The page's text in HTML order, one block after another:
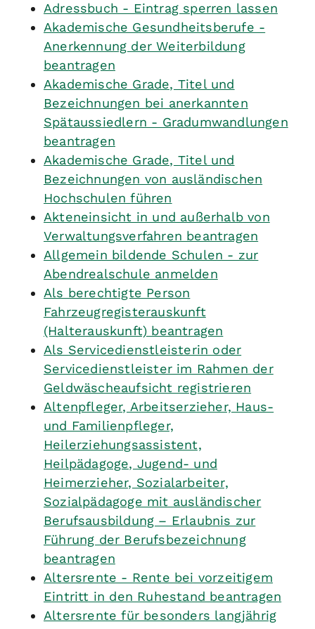
Adressbuch - Eintrag sperren lassen
Akademische Gesundheitsberufe -
Anerkennung der Weiterbildung
beantragen
Akademische Grade, Titel und
Bezeichnungen bei anerkannten
Spätaussiedlern - Gradumwandlungen
beantragen
Akademische Grade, Titel und
Bezeichnungen von ausländischen
Hochschulen führen
Akteneinsicht in und außerhalb von
Verwaltungsverfahren beantragen
Allgemein bildende Schulen - zur
Abendrealschule anmelden
Als berechtigte Person
Fahrzeugregisterauskunft
(Halterauskunft) beantragen
Als Servicedienstleisterin oder
Servicedienstleister im Rahmen der
Geldwäscheaufsicht registrieren
Altenpfleger, Arbeitserzieher, Haus-
und Familienpfleger,
Heilerziehungsassistent,
Heilpädagoge, Jugend- und
Heimerzieher, Sozialarbeiter,
Sozialpädagoge mit ausländischer
Berufsausbildung – Erlaubnis zur
Führung der Berufsbezeichnung
beantragen
Altersrente - Rente bei vorzeitigem
Eintritt in den Ruhestand beantragen
Altersrente für besonders langjährig